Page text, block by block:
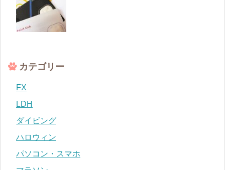
カテゴリー
FX
LDH
ダイビング
ハロウィン
パソコン・スマホ